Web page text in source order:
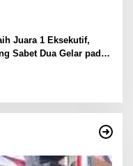
Juara 1 Eksekutif,
Sabet Dua Gelar pada